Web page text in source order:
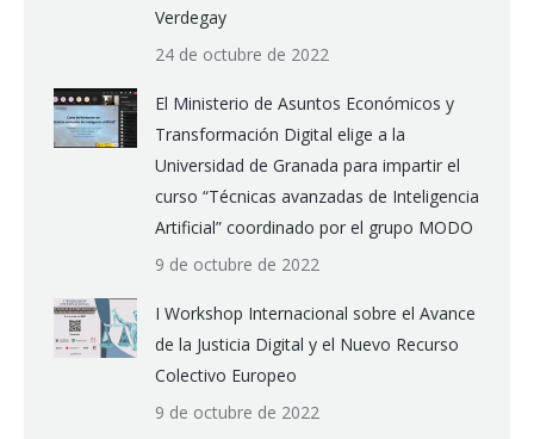
Verdegay
24 de octubre de 2022
El Ministerio de Asuntos Económicos y
Transformación Digital elige a la
Universidad de Granada para impartir el
curso “Técnicas avanzadas de Inteligencia
Artificial” coordinado por el grupo MODO
9 de octubre de 2022
I Workshop Internacional sobre el Avance
de la Justicia Digital y el Nuevo Recurso
Colectivo Europeo
9 de octubre de 2022